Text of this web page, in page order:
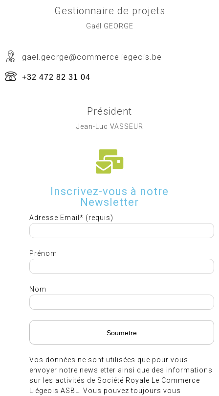
Gestionnaire de projets
Gaël GEORGE
gael.george@commerceliegeois.be
+32 472 82 31 04
Président
Jean-Luc VASSEUR
Inscrivez-vous à notre
Newsletter
Adresse Email* (requis)
Prénom
Nom
Vos données ne sont utilisées que pour vous
envoyer notre newsletter ainsi que des informations
sur les activités de Société Royale Le Commerce
Liégeois ASBL. Vous pouvez toujours vous